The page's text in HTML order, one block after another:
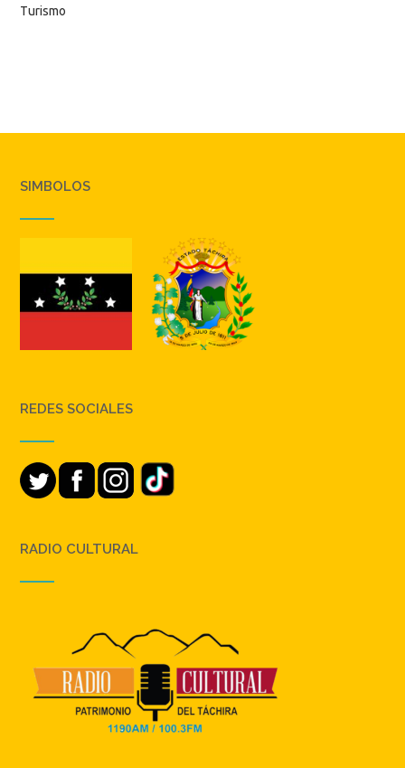
Turismo
SIMBOLOS
REDES SOCIALES
RADIO CULTURAL